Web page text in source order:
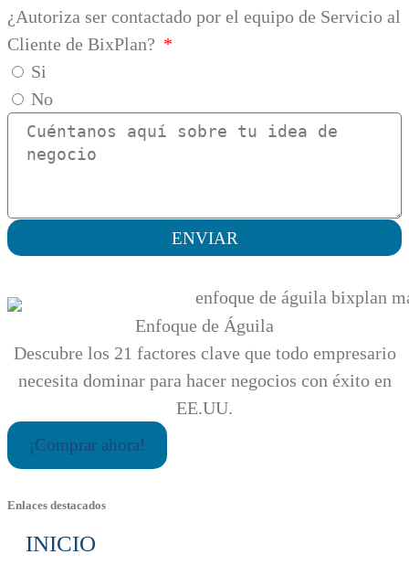
¿Autoriza ser contactado por el equipo de Servicio al
Cliente de BixPlan?
Si
No
ENVIAR
Enfoque de Águila
Descubre los 21 factores clave que todo empresario
necesita dominar para hacer negocios con éxito en
EE.UU.
¡Comprar ahora!
Enlaces destacados
INICIO